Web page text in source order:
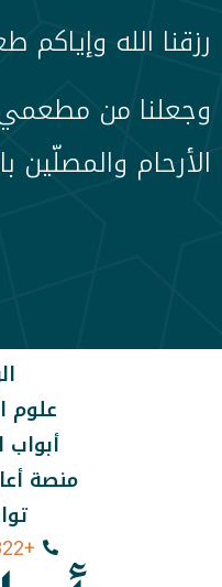
رزقنا الله وإياكم
وجعلنا من
الأرحام والمصلّين
علوم
أبواب
منصة
+966536214822